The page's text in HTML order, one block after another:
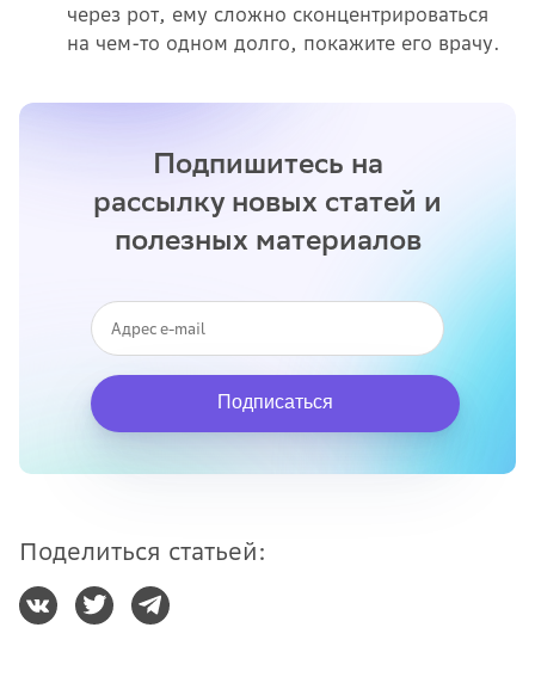
через рот, ему сложно сконцентрироваться
на чем-то одном долго, покажите его врачу.
Подпишитесь на
рассылку новых статей и
полезных материалов
Подписаться
Поделиться статьей: